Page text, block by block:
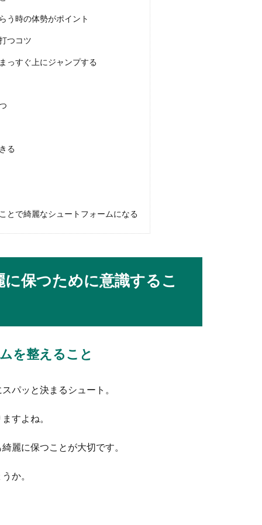
う時には、お父さんやお母さんがスキーを教えることが多いと思
食べ終わりのマナーやNGな行動を解説
になった時、テーブルマナーを知って恥ずかしくない振る舞い
してマナー違反だ」という議論が世の中を騒がせていますが、女
う時の体勢がポイント
つコツ
っすぐ上にジャンプする
る
とで綺麗なシュートフォームになる
保つために意識するこ
を整えること
パッと決まるシュート。
すよね。
麗に保つことが大切です。
か。